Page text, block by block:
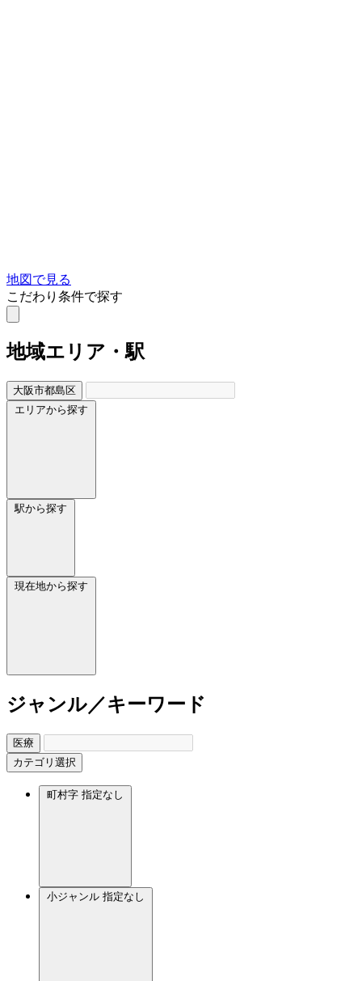
地図で見る
こだわり条件で探す
地域エリア・駅
大阪市都島区
エリアから探す
駅から探す
現在地から探す
ジャンル／キーワード
医療
カテゴリ選択
町村字 指定なし
小ジャンル 指定なし